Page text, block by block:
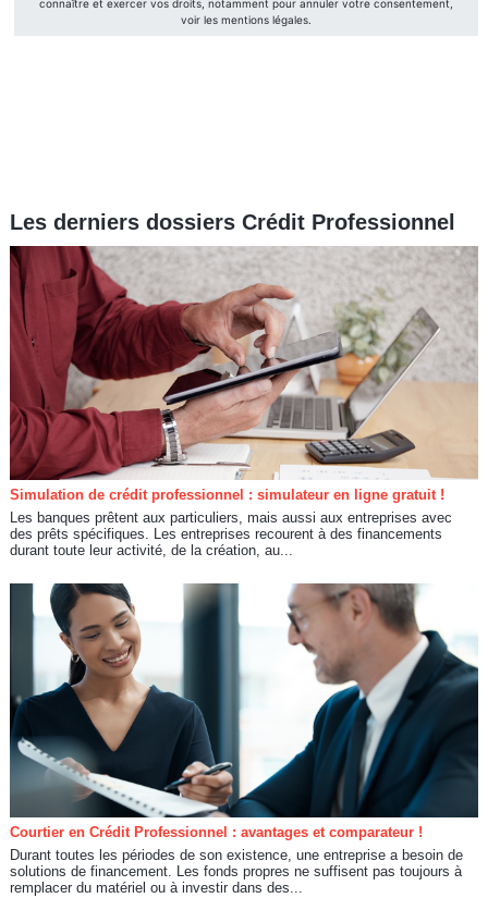
Les derniers dossiers Crédit Professionnel
Simulation de crédit professionnel : simulateur en ligne gratuit !
Les banques prêtent aux particuliers, mais aussi aux entreprises avec
des prêts spécifiques. Les entreprises recourent à des financements
durant toute leur activité, de la création, au...
Courtier en Crédit Professionnel : avantages et comparateur !
Durant toutes les périodes de son existence, une entreprise a besoin de
solutions de financement. Les fonds propres ne suffisent pas toujours à
remplacer du matériel ou à investir dans des...